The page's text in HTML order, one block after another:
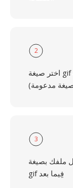
2
اختر صيغة gif أو أية صيغة أخرى أنت بحاجةٍ إليها كنتيجة
3
ملفك بصيغة
gif فِيما بعد